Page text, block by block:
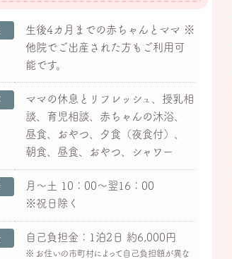
生後4カ月までの赤ちゃんとママ ※
他院でご出産された方もご利用可
能です。
ママの休息とリフレッシュ、授乳相
談、育児相談、赤ちゃんの沐浴、
昼食、おやつ、夕食（夜食付）、
朝食、昼食、おやつ、シャワー
月～土 10：00～翌16：00
※祝日除く
自己負担金：1泊2日 約6,000円
お住いの市町村によって自己負担額が異な